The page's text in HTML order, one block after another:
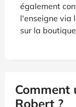
également
l'enseigne via
sur la
Comment
Robert ?